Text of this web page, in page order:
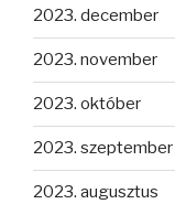
2023. december
2023. november
2023. október
2023. szeptember
2023. augusztus